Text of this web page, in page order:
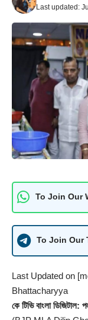
Last updated:
To Join Our
To Join Our
Last Updated on
Bhattacharyya
কে টিভি বাংলা ডিজিটাল: